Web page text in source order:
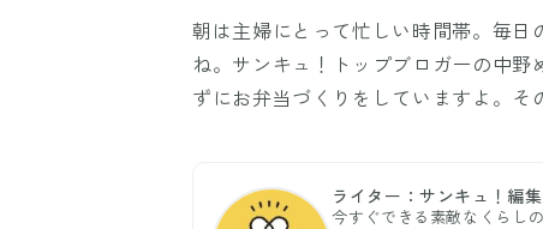
朝は主婦にとって忙しい時間帯。毎日
ね。サンキュ！トップブロガーの中
ずにお弁当づくりをしていますよ。そ
ライター：サンキュ！編
今すぐできる素敵なくらし